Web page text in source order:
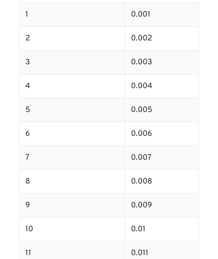
1 0.001
2 0.002
3 0.003
4 0.004
5 0.005
6 0.006
7 0.007
8 0.008
9 0.009
10 0.01
11 0.011